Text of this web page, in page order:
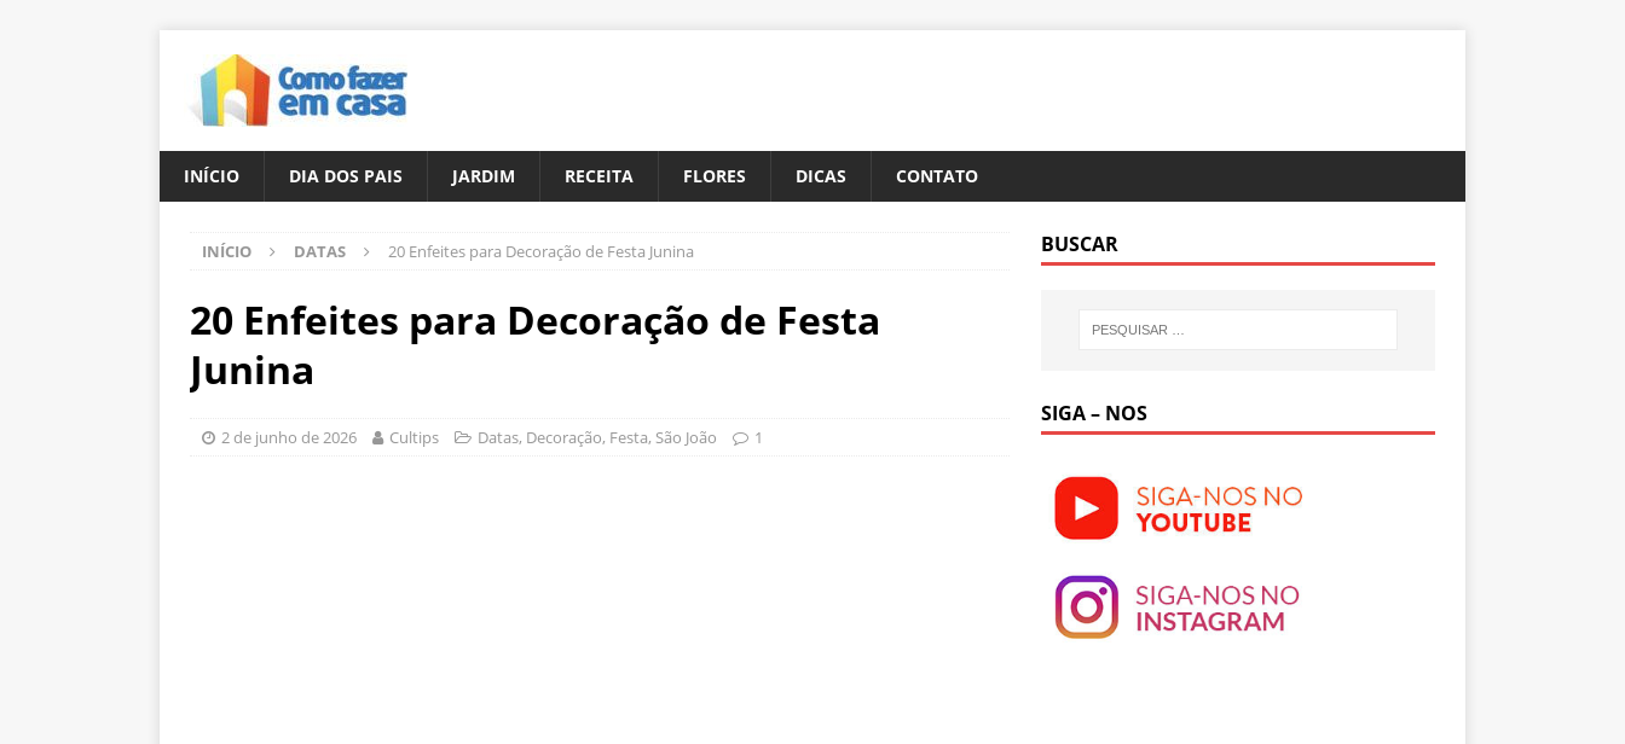
INÍCIO DIA DOS PAIS JARDIM RECEITA FLORES DICAS CONTATO
INÍCIO DATAS 20 Enfeites para Decoração de Festa Junina
20 Enfeites para Decoração de Festa
Junina
2 de junho de 2026 Cultips Datas, Decoração, Festa, São João 1
BUSCAR
SIGA – NOS